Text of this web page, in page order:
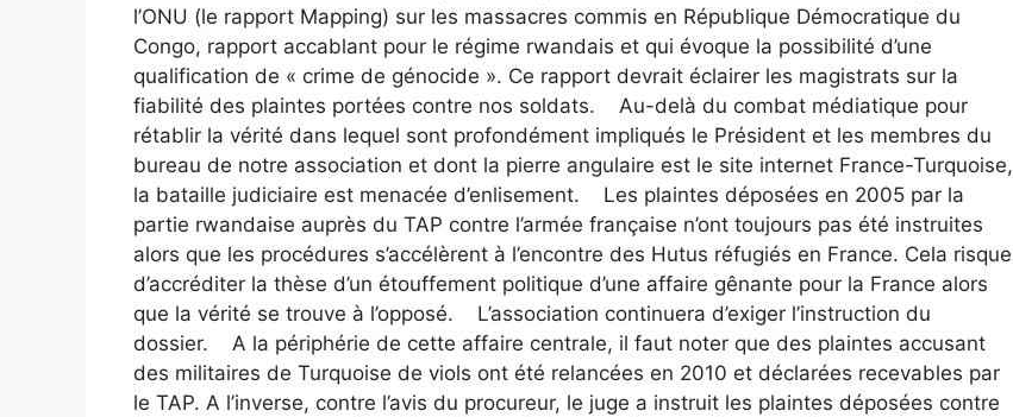
l’ONU (le rapport Mapping) sur les massacres commis en République Démocratique du
Congo, rapport accablant pour le régime rwandais et qui évoque la possibilité d’une
qualification de « crime de génocide ». Ce rapport devrait éclairer les magistrats sur la
fiabilité des plaintes portées contre nos soldats. Au-delà du combat médiatique pour
rétablir la vérité dans lequel sont profondément impliqués le Président et les membres du
bureau de notre association et dont la pierre angulaire est le site internet France-Turquoise,
la bataille judiciaire est menacée d’enlisement. Les plaintes déposées en 2005 par la
partie rwandaise auprès du TAP contre l’armée française n’ont toujours pas été instruites
alors que les procédures s’accélèrent à l’encontre des Hutus réfugiés en France. Cela risque
d’accréditer la thèse d’un étouffement politique d’une affaire gênante pour la France alors
que la vérité se trouve à l’opposé. L’association continuera d’exiger l’instruction du
dossier. A la périphérie de cette affaire centrale, il faut noter que des plaintes accusant
des militaires de Turquoise de viols ont été relancées en 2010 et déclarées recevables par
le TAP. A l’inverse, contre l’avis du procureur, le juge a instruit les plaintes déposées contre